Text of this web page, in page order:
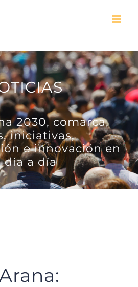
2030, comarca,
iniciativas,
e innovación en
día a día